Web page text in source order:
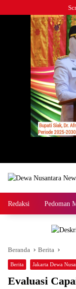
ke
Redaksi Pedoman
Beranda Berita
Berita Jakarta Dewa
Evaluasi